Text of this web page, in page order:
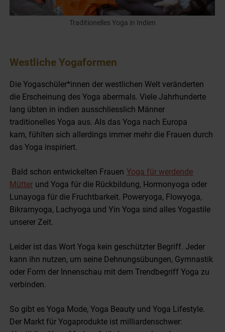
Traditionelles Yoga in Indien
Westliche Yogaformen
Die Yogaschüler*innen der westlichen Welt veränderten
die Erscheinung des Yoga abermals. Viele Jahrhunderte
lang übten in indien ausschliesslich Männer
traditionelles Yoga aus. Als das Yoga nach Europa
kam, fühlten sich allerdings immer mehr die Frauen durch
das Yoga inspiriert.
Bald schon entwickelten Frauen Yoga für werdende
Mütter und Yoga für die Rückbildung, Hormonyoga oder
Lunayoga für die Fruchtbarkeit. Poweryoga, Flowyoga,
Bikramyoga, Lachyoga und Yin Yoga sind alles Yogastile
unserer Zeit.
Leider ist das Wort Yoga kein geschützter Begriff. Jeder
kann ihn nutzen, um seine Dehnungsübungen, Gymnastik
oder Form der Innenschau mit dem Trendbegriff Yoga zu
verbinden.
So gibt es Yoga Mode, Yoga Beauty und Yoga Lifestyle.
Der Markt für Yogaprodukte ist milliardenschwer: